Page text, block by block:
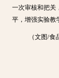
一次审核和把关
平，增强实验教
（文图/